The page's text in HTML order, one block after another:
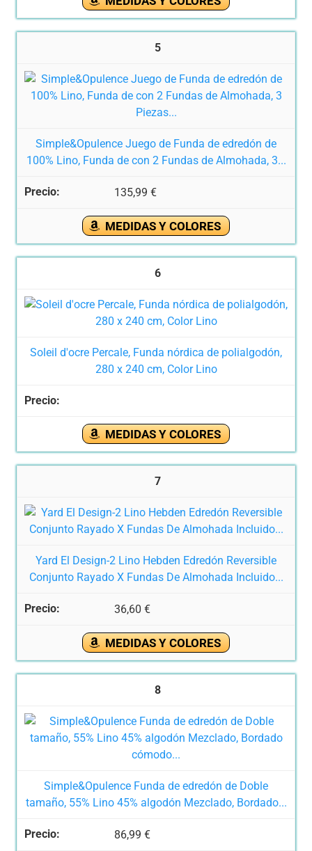
5
Simple&Opulence Juego de Funda de edredón de
100% Lino, Funda de con 2 Fundas de Almohada, 3...
135,99 €
MEDIDAS Y COLORES
6
Soleil d'ocre Percale, Funda nórdica de polialgodón,
280 x 240 cm, Color Lino
MEDIDAS Y COLORES
7
Yard El Design-2 Lino Hebden Edredón Reversible
Conjunto Rayado X Fundas De Almohada Incluido...
36,60 €
MEDIDAS Y COLORES
8
Simple&Opulence Funda de edredón de Doble
tamaño, 55% Lino 45% algodón Mezclado, Bordado...
86,99 €